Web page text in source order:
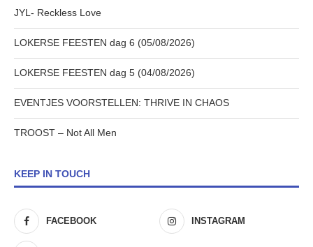
JYL- Reckless Love
LOKERSE FEESTEN dag 6 (05/08/2026)
LOKERSE FEESTEN dag 5 (04/08/2026)
EVENTJES VOORSTELLEN: THRIVE IN CHAOS
TROOST – Not All Men
KEEP IN TOUCH
FACEBOOK INSTAGRAM